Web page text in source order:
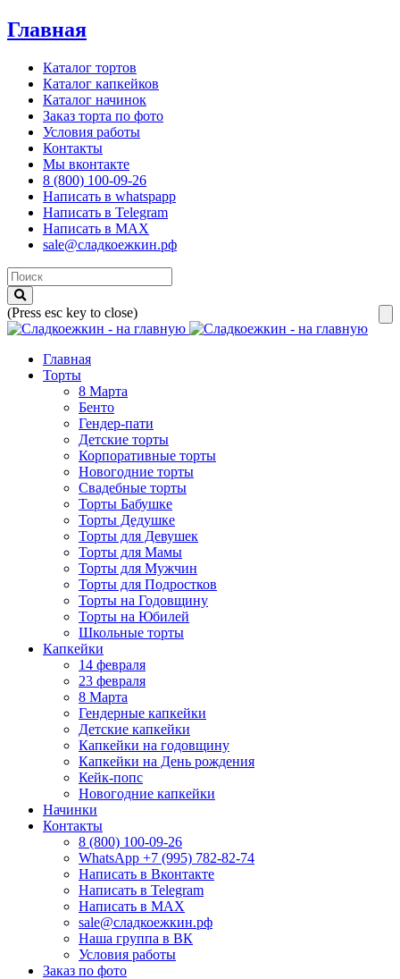
Главная
Каталог тортов
Каталог капкейков
Каталог начинок
Заказ торта по фото
Условия работы
Контакты
Мы вконтакте
8 (800) 100-09-26
Написать в whatspapp
Написать в Telegram
Написать в MAX
sale@сладкоежкин.рф
(Press esc key to close)
Главная
Торты
8 Марта
Бенто
Гендер-пати
Детские торты
Корпоративные торты
Новогодние торты
Свадебные торты
Торты Бабушке
Торты Дедушке
Торты для Девушек
Торты для Мамы
Торты для Мужчин
Торты для Подростков
Торты на Годовщину
Торты на Юбилей
Школьные торты
Капкейки
14 февраля
23 февраля
8 Марта
Гендерные капкейки
Детские капкейки
Капкейки на годовщину
Капкейки на День рождения
Кейк-попс
Новогодние капкейки
Начинки
Контакты
8 (800) 100-09-26
WhatsApp +7 (995) 782-82-74
Написать в Вконтакте
Написать в Telegram
Написать в MAX
sale@сладкоежкин.рф
Наша группа в ВК
Условия работы
Заказ по фото